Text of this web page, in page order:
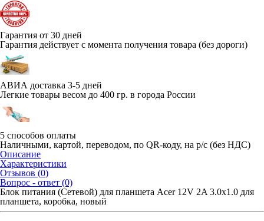
Гарантия от 30 дней
Гарантия действует с момента получения товара (без дороги)
АВИА доставка 3-5 дней
Легкие товары весом до 400 гр. в города России
5 способов оплаты
Наличными, картой, переводом, по QR-коду, на р/с (без НДС)
Описание
Характеристики
Отзывов (0)
Вопрос - ответ (0)
Блок питания (Сетевой) для планшета Acer 12V 2A 3.0x1.0 для
планшета, коробка, новый